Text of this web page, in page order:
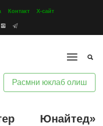
Контакт Х-сайт
Расмни юклаб олиш
Юнайтед»